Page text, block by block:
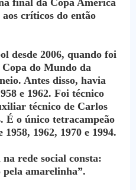
críticos do então
desde 2006, quando foi
do Mundo da
Antes disso, havia
e 1962. Foi técnico
técnico de Carlos
É o único tetracampeão
1962, 1970 e 1994.
rede social consta:
pela amarelinha”.